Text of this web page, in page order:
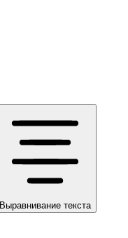
Выравнивание текста